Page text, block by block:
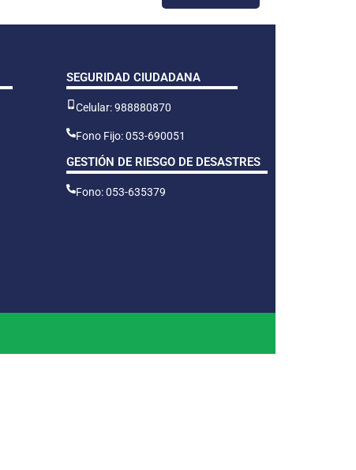
SEGURIDAD CIUDADANA
Celular: 988880870
Fono Fijo: 053-690051
GESTIÓN DE RIESGO DE DESASTRES
Fono: 053-635379